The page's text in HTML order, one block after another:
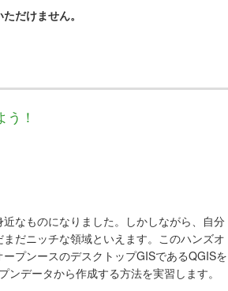
だけません。
う！
なものになり ました。しかしながら、自分
だニッチな領域といえます。 このハンズオ
プンースのデスクトップGISであるQGISを
ンデータから作成する方法を実習します。